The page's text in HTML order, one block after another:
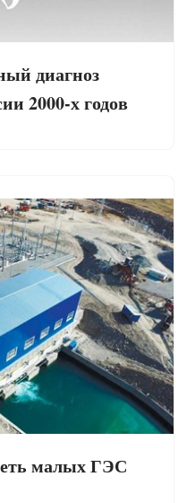
диагноз
2000-х годов
малых ГЭС